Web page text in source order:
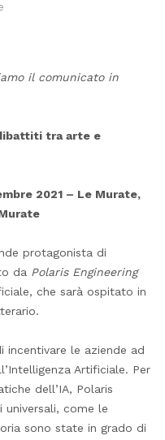
il comunicato in
tra arte e
2021 – Le Murate,
protagonista di
da Polaris Engineering
che sarà ospitato in
incentivare le aziende ad
Artificiale. Per
dell’IA, Polaris
universali, come le
sono state in grado di